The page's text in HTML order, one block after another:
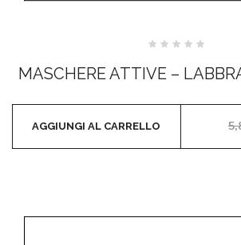
su
5
MASCHERE ATTIVE –
AGGIUNGI AL CARRELLO